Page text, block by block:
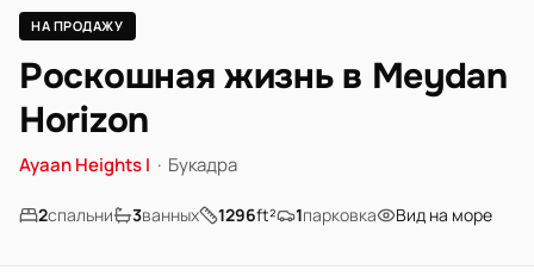
НА ПРОДАЖУ
Роскошная жизнь в Meydan
Horizon
Ayaan Heights I · Букадра
2спальни 3ванных 1296ft² 1парковка Вид на море